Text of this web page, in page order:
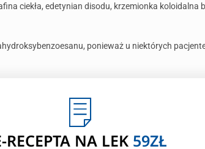
ciekła, edetynian disodu, krzemionka
ponieważ u niektórych
RECEPTA NA LEK 59ZŁ